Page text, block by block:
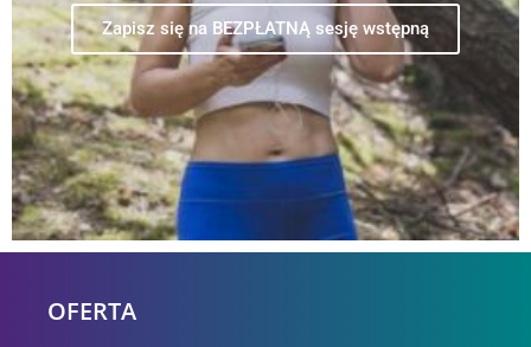
Zapisz się na BEZPŁATNĄ sesję wstępną
OFERTA